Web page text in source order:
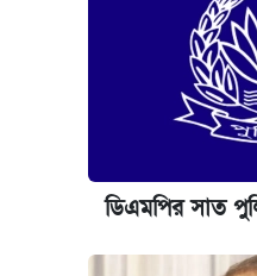
ডিএমপির সাত